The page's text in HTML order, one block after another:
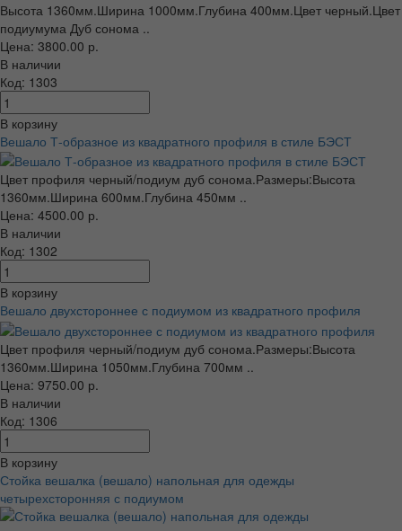
Высота 1360мм.Ширина 1000мм.Глубина 400мм.Цвет черный.Цвет
подиумума Дуб сонома ..
Цена: 3800.00 р.
В наличии
Код: 1303
В корзину
Вешало Т-образное из квадратного профиля в стиле БЭСТ
Цвет профиля черный/подиум дуб сонома.Размеры:Высота
1360мм.Ширина 600мм.Глубина 450мм ..
Цена: 4500.00 р.
В наличии
Код: 1302
В корзину
Вешало двухстороннее с подиумом из квадратного профиля
Цвет профиля черный/подиум дуб сонома.Размеры:Высота
1360мм.Ширина 1050мм.Глубина 700мм ..
Цена: 9750.00 р.
В наличии
Код: 1306
В корзину
Стойка вешалка (вешало) напольная для одежды
четырехсторонняя с подиумом